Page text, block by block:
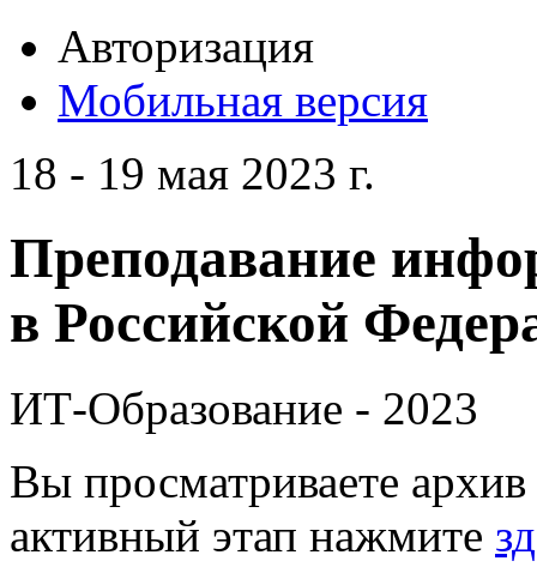
Авторизация
Мобильная версия
18 - 19 мая 2023 г.
Преподавание
в Российской
ИТ-Образование - 2023
Вы просматриваете
активный этап нажмите